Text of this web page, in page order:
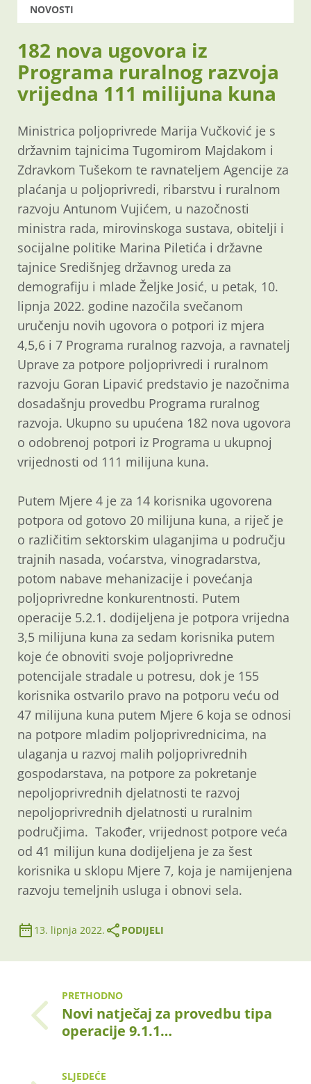
NOVOSTI
182 nova ugovora iz
Programa ruralnog razvoja
vrijedna 111 milijuna kuna
Ministrica poljoprivrede Marija Vučković je s
državnim tajnicima Tugomirom Majdakom i
Zdravkom Tušekom te ravnateljem Agencije za
plaćanja u poljoprivredi, ribarstvu i ruralnom
razvoju Antunom Vujićem, u nazočnosti
ministra rada, mirovinskoga sustava, obitelji i
socijalne politike Marina Piletića i državne
tajnice Središnjeg državnog ureda za
demografiju i mlade Željke Josić, u petak, 10.
lipnja 2022. godine nazočila svečanom
uručenju novih ugovora o potpori iz mjera
4,5,6 i 7 Programa ruralnog razvoja, a ravnatelj
Uprave za potpore poljoprivredi i ruralnom
razvoju Goran Lipavić predstavio je nazočnima
dosadašnju provedbu Programa ruralnog
razvoja. Ukupno su upućena 182 nova ugovora
o odobrenoj potpori iz Programa u ukupnoj
vrijednosti od 111 milijuna kuna.
Putem Mjere 4 je za 14 korisnika ugovorena
potpora od gotovo 20 milijuna kuna, a riječ je
o različitim sektorskim ulaganjima u području
trajnih nasada, voćarstva, vinogradarstva,
potom nabave mehanizacije i povećanja
poljoprivredne konkurentnosti. Putem
operacije 5.2.1. dodijeljena je potpora vrijedna
3,5 milijuna kuna za sedam korisnika putem
koje će obnoviti svoje poljoprivredne
potencijale stradale u potresu, dok je 155
korisnika ostvarilo pravo na potporu veću od
47 milijuna kuna putem Mjere 6 koja se odnosi
na potpore mladim poljoprivrednicima, na
ulaganja u razvoj malih poljoprivrednih
gospodarstava, na potpore za pokretanje
nepoljoprivrednih djelatnosti te razvoj
nepoljoprivrednih djelatnosti u ruralnim
područjima. Također, vrijednost potpore veća
od 41 milijun kuna dodijeljena je za šest
korisnika u sklopu Mjere 7, koja je namijenjena
razvoju temeljnih usluga i obnovi sela.
13. lipnja 2022. PODIJELI
PRETHODNO
Novi natječaj za provedbu tipa
operacije 9.1.1…
SLJEDEĆE